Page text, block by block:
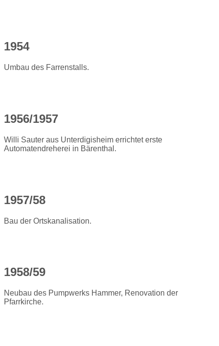
1954
Umbau des Farrenstalls.
1956/1957
Willi Sauter aus Unterdigisheim errichtet erste
Automatendreherei in Bärenthal.
1957/58
Bau der Ortskanalisation.
1958/59
Neubau des Pumpwerks Hammer, Renovation der
Pfarrkirche.